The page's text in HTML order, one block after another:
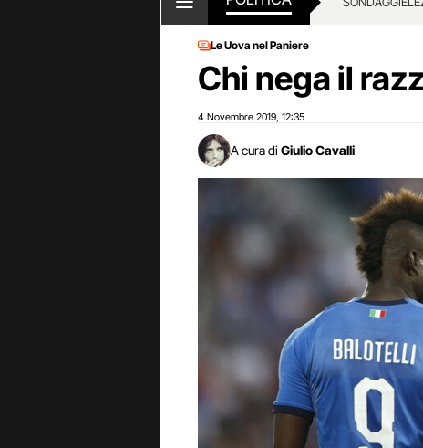
Le Uova nel Paniere
Chi nega il
4 Novembre 2019 12:35
A cura di Giulio Cavalli